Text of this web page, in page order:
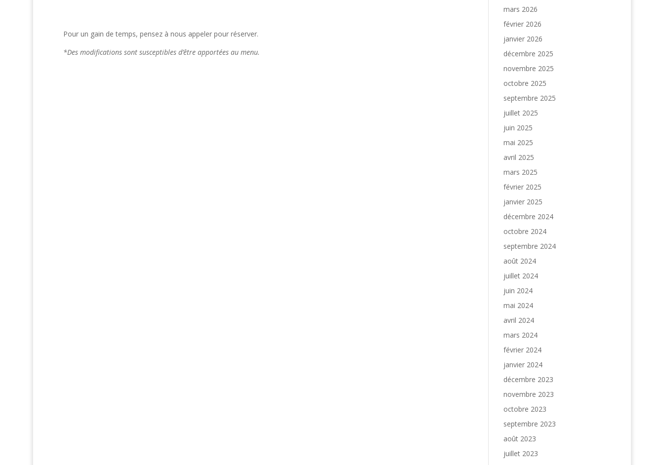
Pour un gain de temps, pensez à nous appeler pour réserver.
*Des modifications sont susceptibles d’être apportées au menu.
mars 2026
février 2026
janvier 2026
décembre 2025
novembre 2025
octobre 2025
septembre 2025
juillet 2025
juin 2025
mai 2025
avril 2025
mars 2025
février 2025
janvier 2025
décembre 2024
octobre 2024
septembre 2024
août 2024
juillet 2024
juin 2024
mai 2024
avril 2024
mars 2024
février 2024
janvier 2024
décembre 2023
novembre 2023
octobre 2023
septembre 2023
août 2023
juillet 2023